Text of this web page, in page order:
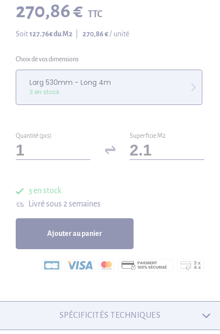
270,86 € TTC
Soit127.76€ du M2 270,86 € / unité
Choix de vos dimensions
Larg 530mm - Long 4m
3 en stock
Quantité (pcs) Superficie M2
3 en stock
Livré sous 2 semaines
Ajouter au panier
SPÉCIFICITÉS TECHNIQUES